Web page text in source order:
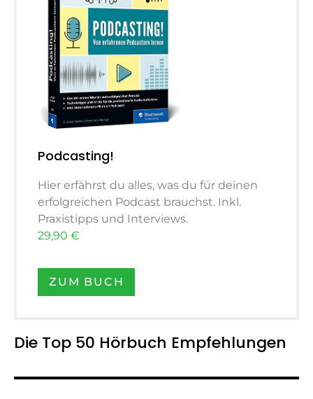
Podcasting!
Hier erfährst du alles, was du für deinen
erfolgreichen Podcast brauchst. Inkl.
Praxistipps und Interviews.
29,90 €
ZUM BUCH
Die Top 50 Hörbuch Empfehlungen